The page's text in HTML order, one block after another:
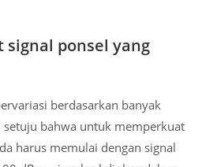
signal ponsel yang
berdasarkan banyak
bahwa untuk memperkuat
harus memulai dengan signal